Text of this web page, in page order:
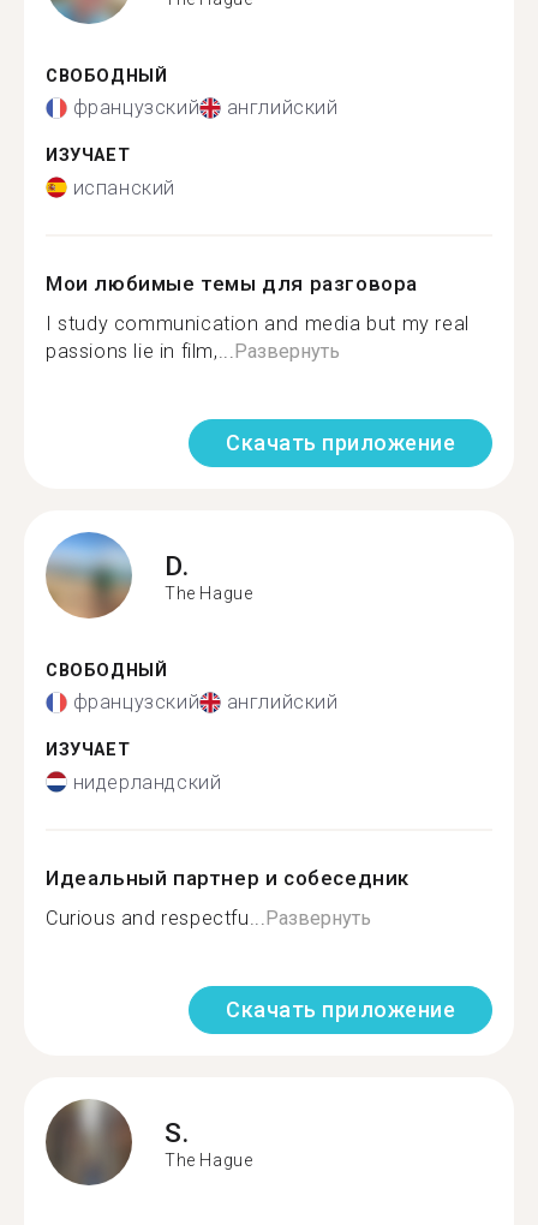
СВОБОДНЫЙ
французский английский
ИЗУЧАЕТ
испанский
Мои любимые темы для разговора
I study communication and media but my real
passions lie in film,... Развернуть
Скачать приложение
D.
The Hague
СВОБОДНЫЙ
французский английский
ИЗУЧАЕТ
нидерландский
Идеальный партнер и собеседник
Curious and respectfu... Развернуть
Скачать приложение
S.
The Hague